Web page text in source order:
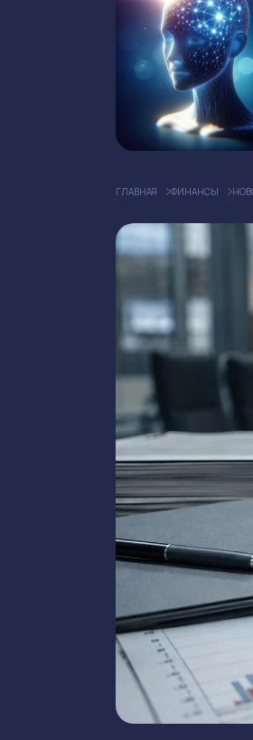
ГЛАВНАЯ ФИНАНСЫ